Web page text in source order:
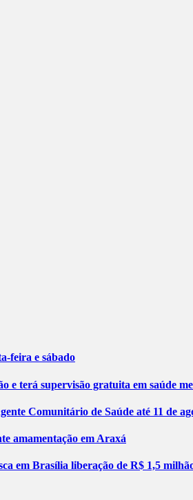
feira e sábado
e terá supervisão gratuita em saúde
Comunitário de Saúde até 11 de
amamentação em Araxá
em Brasília liberação de R$ 1,5